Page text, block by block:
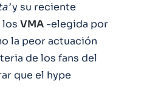
y su reciente
los VMA -elegida por
la peor actuación
de los fans del
que el hype